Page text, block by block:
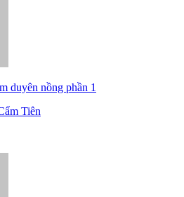
duyên nồng phần 1
Tiên